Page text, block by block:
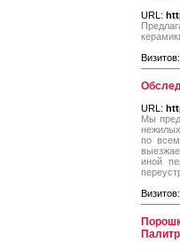
URL:
Визитов:
URL:
Мы
по
иной
Визитов: